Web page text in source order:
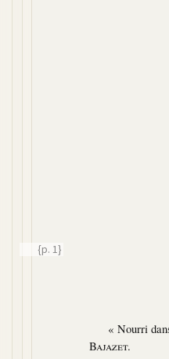
{p. 1}
« Nourri
Bajazet.